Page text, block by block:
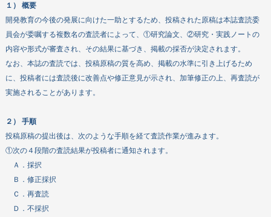
１） 概要
開発教育の今後の発展に向けた一助とするため、投稿された原稿は本誌査読委
員会が委嘱する複数名の査読者によって、①研究論文、②研究・実践ノートの
内容や形式が審査され、その結果に基づき、掲載の採否が決定されます。
なお、本誌の査読では、投稿原稿の質を高め、掲載の水準に引き上げるため
に、投稿者には査読後に改善点や修正意見が示され、加筆修正の上、再査読が
実施されることがあります。
２） 手順
投稿原稿の提出後は、次のような手順を経て査読作業が進みます。
①次の４段階の査読結果が投稿者に通知されます。
Ａ．採択
Ｂ．修正採択
Ｃ．再査読
Ｄ．不採択